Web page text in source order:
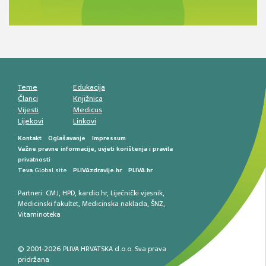
smetnji do rane onkološke dijagnostike
Teme
Članci
Vijesti
Lijekovi
Edukacija
Knjižnica
Medicus
Linkovi
Kontakt Oglašavanje
Impressum
Važne pravne informacije, uvjeti korištenja i pravila
privatnosti
Teva Global site PLIVAzdravlje.hr PLIVA.hr
Partneri: CMJ, HPD, kardio.hr, Liječnički vjesnik,
Medicinski fakultet, Medicinska naklada, ŠNZ,
Vitaminoteka
© 2001-2026 PLIVA HRVATSKA d.o.o. Sva prava
pridržana